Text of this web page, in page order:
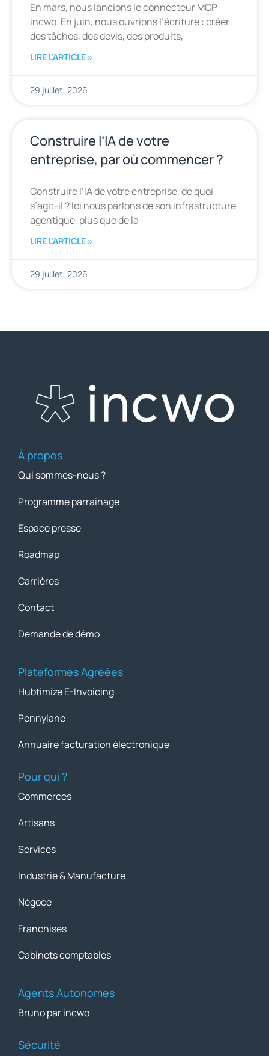
En mars, nous lancions le connecteur MCP
incwo. En juin, nous ouvrions l’écriture : créer
des tâches, des devis, des produits,
LIRE L'ARTICLE »
29 juillet, 2026
Construire l’IA de votre
entreprise, par où commencer ?
Construire l’IA de votre entreprise, de quoi
s’agit-il ? Ici nous parlons de son infrastructure
agentique, plus que de la
LIRE L'ARTICLE »
29 juillet, 2026
À propos
Qui sommes-nous ?
Programme parrainage
Espace presse
Roadmap
Carrières
Contact
Demande de démo
Plateformes Agréées
Hubtimize E-Invoicing
Pennylane
Annuaire facturation électronique
Pour qui ?
Commerces
Artisans
Services
Industrie & Manufacture
Négoce
Franchises
Cabinets comptables
Agents Autonomes
Bruno par incwo
Sécurité